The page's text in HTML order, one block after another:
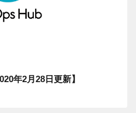
年2月28日更新】